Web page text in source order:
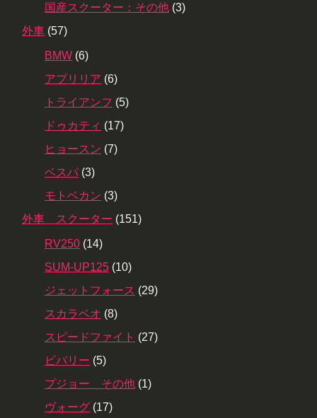
国産スクーター：その他 (3)
外車 (57)
BMW (6)
アプリリア (6)
トライアンフ (5)
ドゥカティ (17)
ヒョースン (7)
ベスパ (3)
モトベカン (3)
外車 スクーター (151)
RV250 (14)
SUM-UP125 (10)
ジェットフォース (29)
スカラベオ (8)
スピードファイト (27)
ビバリー (5)
プジョー その他 (1)
ヴォーグ (17)